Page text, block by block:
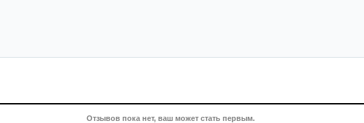
Отзывов пока нет, ваш может стать первым.